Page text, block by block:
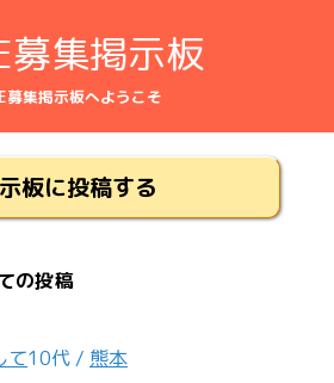
募集掲示板
募集掲示板へようこそ
板に投稿する
の投稿
て10代 / 熊本